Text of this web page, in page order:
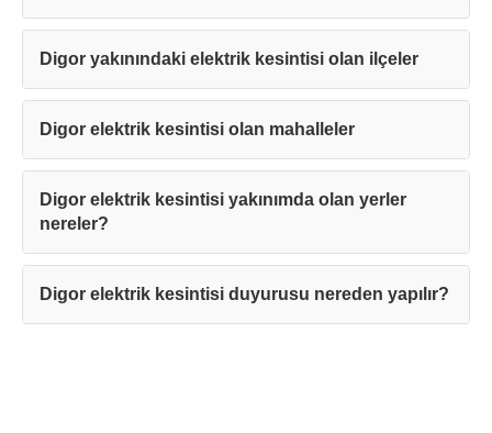
Digor yakınındaki elektrik kesintisi olan ilçeler
Digor elektrik kesintisi olan mahalleler
Digor elektrik kesintisi yakınımda olan yerler
nereler?
Digor elektrik kesintisi duyurusu nereden yapılır?
Kapat